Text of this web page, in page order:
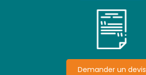
Demander un devis